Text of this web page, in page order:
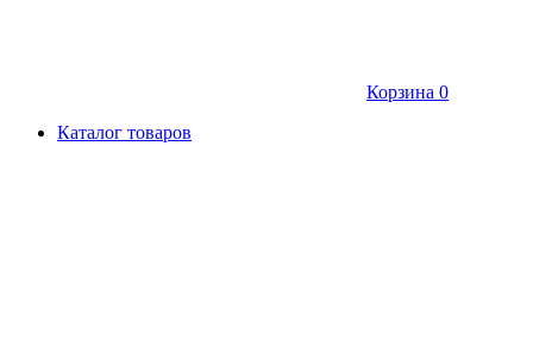
Корзина 0
Каталог товаров